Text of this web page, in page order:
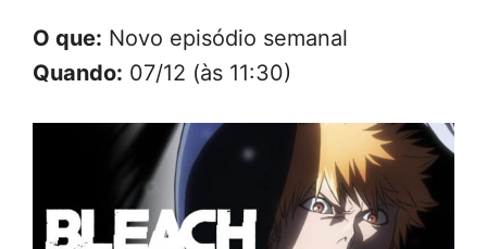
O que: Novo episódio semanal
Quando: 07/12 (às 11:30)